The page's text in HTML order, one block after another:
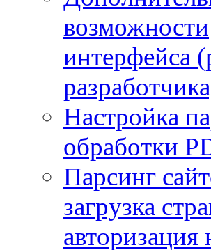
возможности
интерфейса
Настройка
обработки
Парсинг
загрузка
авторизация